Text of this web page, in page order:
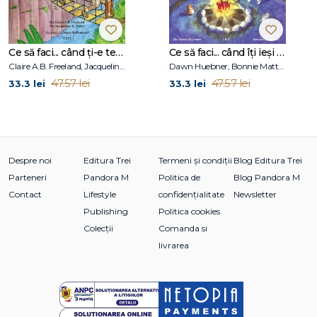
Ce să faci... când ți-e teamă de greșeli. Ghid pentru copiii care nu acceptă să fie imperfecți
33.3 lei 47.57 lei
Ce să faci... când îţi ieşi din fire. Ghid pentru copiii care nu-şi pot stăpâni furia
33.3 lei 47.57 lei
Despre noi
Parteneri
Contact
Editura Trei
Pandora M
Lifestyle
Publishing
Colecții
Termeni și condiții
Politica de
confidențialitate
Politica cookies
Comanda si
livrarea
Blog Editura Trei
Blog Pandora M
Newsletter